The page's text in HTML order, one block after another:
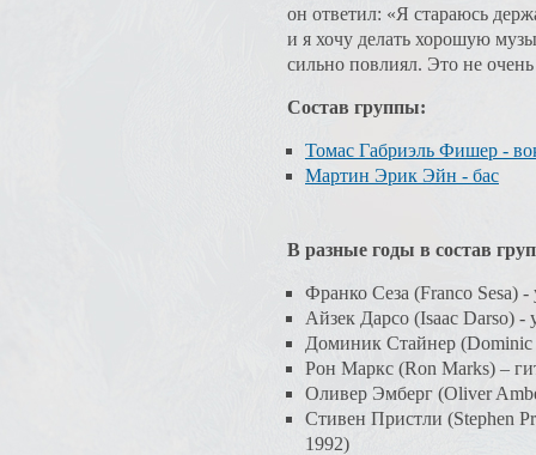
он ответил: «Я стараюсь
и я хочу делать хорошую
сильно повлиял. Это не
Состав группы:
Томас Габриэль Фишер -
Мартин Эрик Эйн - бас
В разные годы в состав
Франко Сеза (Franco Sesa)
Айзек Дарсо (Isaac Darso) -
Доминик Стайнер (Dominic
Рон Маркс (Ron Marks) –
Оливер Эмберг (Oliver
Стивен Пристли (Stephen
1992)